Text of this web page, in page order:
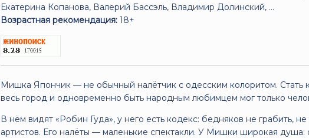
Екатерина Копанова, Валерий Бассэль, Владимир Долинский, ...
Возрастная рекомендация: 18+
Мишка Япончик — не обычный налётчик с одесским колоритом. Стать
весь город и одновременно быть народным любимцем мог только
В нём видят «Робин Гуда», у него есть кодекс: бедняков не грабить, не
артистов. Его налёты — маленькие спектакли. У Мишки широкая душа: